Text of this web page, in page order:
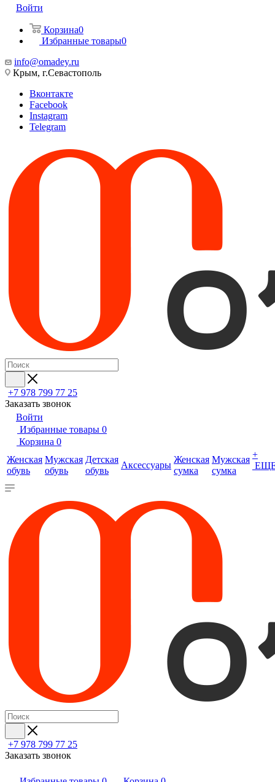
Войти
Корзина0
Избранные товары0
info@omadey.ru
Крым, г.Севастополь
Вконтакте
Facebook
Instagram
Telegram
+7 978 799 77 25
Заказать звонок
Войти
Избранные товары 0
Корзина 0
Женская
обувь
Мужская
обувь
Детская
обувь
Аксессуары
Женская
сумка
Мужская
сумка
+
+7 978 799 77 25
Заказать звонок